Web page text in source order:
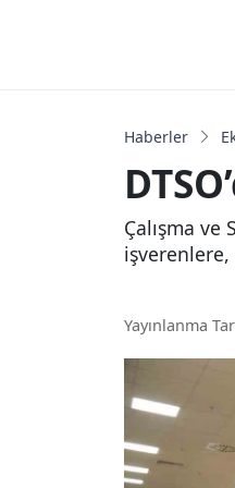
Haberler
Çalışma ve
Yayınlanma